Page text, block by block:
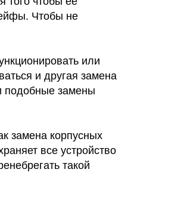
Чтобы не
или
и другая замена
подобные замены
замена корпусных
все устройство
такой